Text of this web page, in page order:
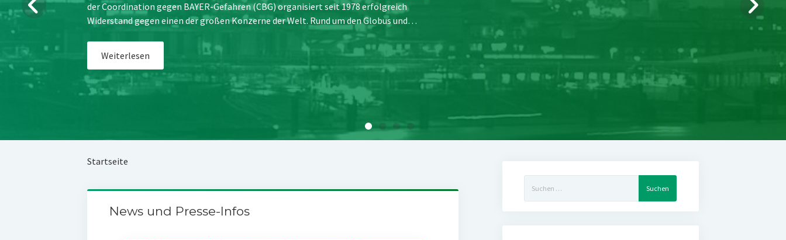
der Coordination gegen BAYER-Gefahren (CBG) organisiert seit 1978 erfolgreich
Widerstand gegen einen der großen Konzerne der Welt. Rund um den Globus und…
Weiterlesen
Startseite
News und Presse-Infos
nach: